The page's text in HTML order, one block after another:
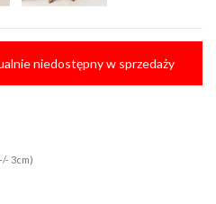
niedostępny w sprzedaży
3cm)